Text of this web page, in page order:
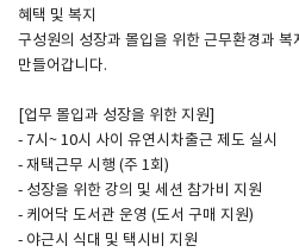
혜택 및 복지
구성원의 성장과 몰입을 위한 근무환경과 복
만들어갑니다.
[업무 몰입과 성장을 위한 지원]
- 7시~ 10시 사이 유연시차출근 제도 실시
- 재택근무 시행 (주 1회)
- 성장을 위한 강의 및 세션 참가비 지원
- 케어닥 도서관 운영 (도서 구매 지원)
- 야근시 식대 및 택시비 지원